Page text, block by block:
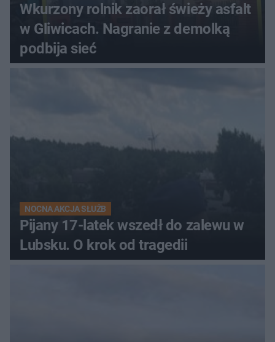
Wkurzony rolnik zaorał świeży asfalt
w Gliwicach. Nagranie z demolką
podbija sieć
NOCNA AKCJA SŁUŻB
Pijany 17-latek wszedł do zalewu w
Lubsku. O krok od tragedii